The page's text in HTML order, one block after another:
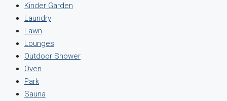
Kinder Garden
Laundry
Lawn
Lounges
Outdoor Shower
Oven
Park
Sauna